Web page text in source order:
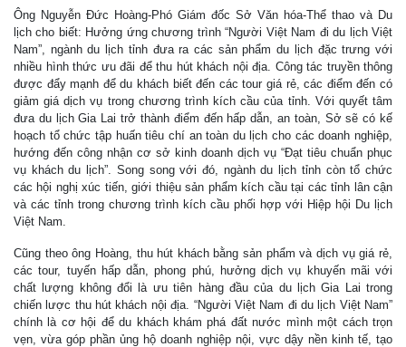
Ông Nguyễn Đức Hoàng-Phó Giám đốc Sở Văn hóa-Thể thao và Du
lịch cho biết: Hưởng ứng chương trình “Người Việt Nam đi du lịch Việt
Nam”, ngành du lịch tỉnh đưa ra các sản phẩm du lịch đặc trưng với
nhiều hình thức ưu đãi để thu hút khách nội địa. Công tác truyền thông
được đẩy mạnh để du khách biết đến các tour giá rẻ, các điểm đến có
giảm giá dịch vụ trong chương trình kích cầu của tỉnh. Với quyết tâm
đưa du lịch Gia Lai trở thành điểm đến hấp dẫn, an toàn, Sở sẽ có kế
hoạch tổ chức tập huấn tiêu chí an toàn du lịch cho các doanh nghiệp,
hướng đến công nhận cơ sở kinh doanh dịch vụ “Đạt tiêu chuẩn phục
vụ khách du lịch”. Song song với đó, ngành du lịch tỉnh còn tổ chức
các hội nghị xúc tiến, giới thiệu sản phẩm kích cầu tại các tỉnh lân cận
và các tỉnh trong chương trình kích cầu phối hợp với Hiệp hội Du lịch
Việt Nam.
Cũng theo ông Hoàng, thu hút khách bằng sản phẩm và dịch vụ giá rẻ,
các tour, tuyến hấp dẫn, phong phú, hưởng dịch vụ khuyến mãi với
chất lượng không đổi là ưu tiên hàng đầu của du lịch Gia Lai trong
chiến lược thu hút khách nội địa. “Người Việt Nam đi du lịch Việt Nam”
chính là cơ hội để du khách khám phá đất nước mình một cách trọn
vẹn, vừa góp phần ủng hộ doanh nghiệp nội, vực dậy nền kinh tế, tạo